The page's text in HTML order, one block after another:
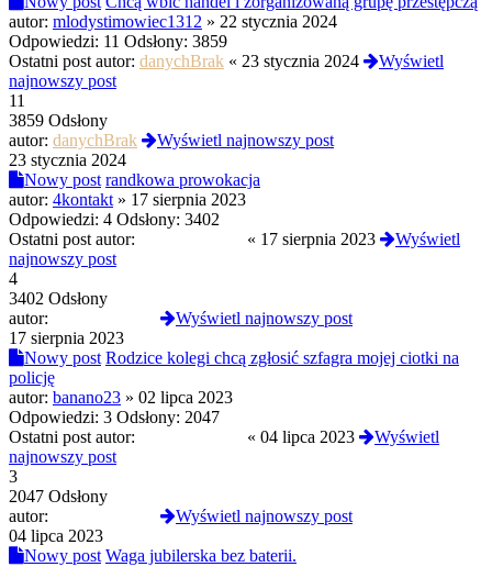
autor: mlodystimowiec1312 » 22 stycznia 2024
Odpowiedzi: 11 Odsłony: 3859
Ostatni post autor: danychBrak « 23 stycznia 2024
Wyświetl
najnowszy post
11
3859 Odsłony
autor: danychBrak
Wyświetl najnowszy post
23 stycznia 2024
Nowy post randkowa prowokacja
autor: 4kontakt » 17 sierpnia 2023
Odpowiedzi: 4 Odsłony: 3402
Ostatni post autor:
« 17 sierpnia 2023
Wyświetl
najnowszy post
4
3402 Odsłony
autor:
Wyświetl najnowszy post
17 sierpnia 2023
Nowy post Rodzice kolegi chcą zgłosić szfagra mojej ciotki na
policję
autor: banano23 » 02 lipca 2023
Odpowiedzi: 3 Odsłony: 2047
Ostatni post autor:
« 04 lipca 2023
Wyświetl
najnowszy post
3
2047 Odsłony
autor:
Wyświetl najnowszy post
04 lipca 2023
Nowy post Waga jubilerska bez baterii.